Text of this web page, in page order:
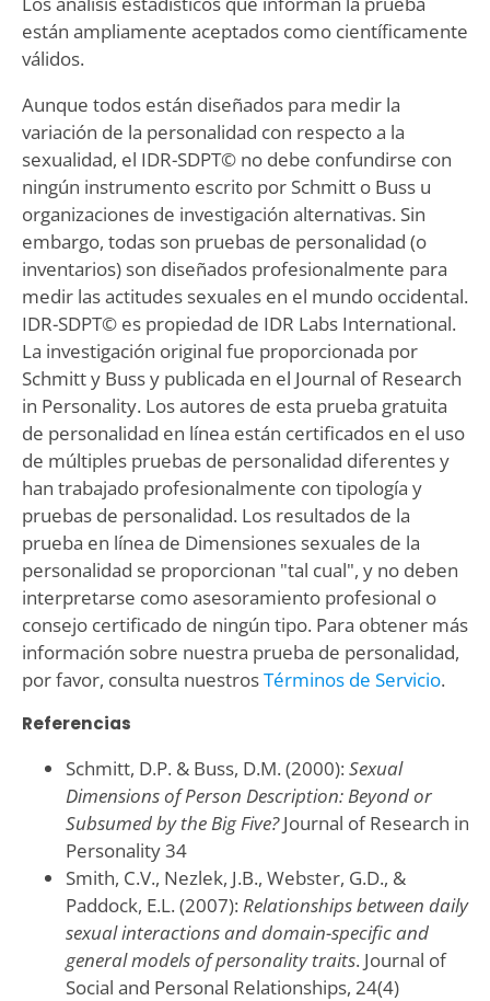
están ampliamente aceptados como científicamente
válidos.
Aunque todos están diseñados para medir la
variación de la personalidad con respecto a la
sexualidad, el IDR-SDPT© no debe confundirse con
ningún instrumento escrito por Schmitt o Buss u
organizaciones de investigación alternativas. Sin
embargo, todas son pruebas de personalidad (o
inventarios) son diseñados profesionalmente para
medir las actitudes sexuales en el mundo occidental.
IDR-SDPT© es propiedad de IDR Labs International.
La investigación original fue proporcionada por
Schmitt y Buss y publicada en el Journal of Research
in Personality. Los autores de esta prueba gratuita
de personalidad en línea están certificados en el uso
de múltiples pruebas de personalidad diferentes y
han trabajado profesionalmente con tipología y
pruebas de personalidad. Los resultados de la
prueba en línea de Dimensiones sexuales de la
personalidad se proporcionan "tal cual", y no deben
interpretarse como asesoramiento profesional o
consejo certificado de ningún tipo. Para obtener más
información sobre nuestra prueba de personalidad,
por favor, consulta nuestrosTérminos de Servicio.
Referencias
Schmitt, D.P. & Buss, D.M. (2000): Sexual
Dimensions of Person Description: Beyond or
Subsumed by the Big Five?Journal of Research in
Personality 34
Smith, C.V., Nezlek, J.B., Webster, G.D., &
Paddock, E.L. (2007): Relationships between daily
sexual interactions and domain-specific and
general models of personality traits. Journal of
Social and Personal Relationships, 24(4)